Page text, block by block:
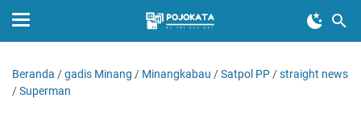
Beranda /gadis Minang / Minangkabau /Satpol PP /straight news
/Superman